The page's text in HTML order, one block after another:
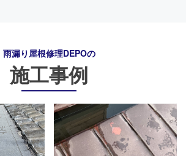
雨漏り屋根修理DEPOの
施工事例